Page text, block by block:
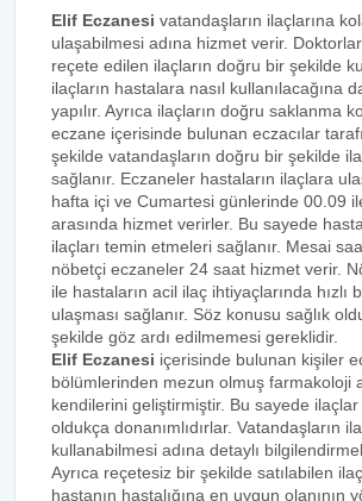
Elif Eczanesi vatandaşların ilaçlarına
ulaşabilmesi adına hizmet verir.
reçete edilen ilaçların doğru bir şekilde
ilaçların hastalara nasıl kullanılacağına
yapılır. Ayrıca ilaçların doğru saklanma
eczane içerisinde bulunan eczacılar
şekilde vatandaşların doğru bir şekilde
sağlanır. Eczaneler hastaların ilaçlara
hafta içi ve Cumartesi günlerinde 00.09
arasında hizmet verirler. Bu sayede
ilaçları temin etmeleri sağlanır. Mesai
nöbetçi eczaneler 24 saat hizmet verir.
ile hastaların acil ilaç ihtiyaçlarında hızlı
ulaşması sağlanır. Söz konusu sağlık
şekilde göz ardı edilmemesi gereklidir.
Elif Eczanesi içerisinde bulunan kişiler
bölümlerinden mezun olmuş farmakoloji
kendilerini geliştirmiştir. Bu sayede ilaçlar
oldukça donanımlıdırlar. Vatandaşların
kullanabilmesi adına detaylı
Ayrıca reçetesiz bir şekilde satılabilen
hastanın hastalığına en uygun olanının